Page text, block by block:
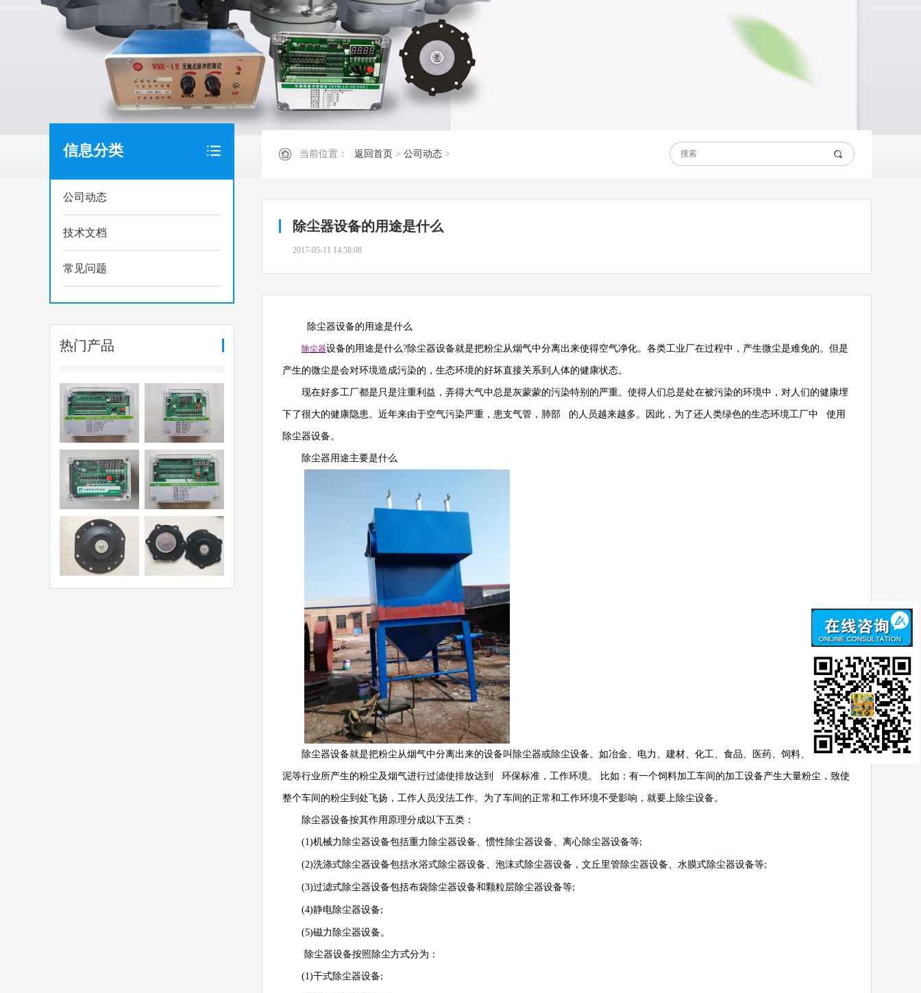
信息分类
公司动态
技术文档
常见问题
热门产品
可编程脉冲控制
仪（QYM-LC-
12D)
可编程脉冲控制
仪（QYM-LC-
1.5寸阀膜片
当前位置： 返回首页 > 公司动态 >
除尘器设备的用途是什么
2017-05-11 14:58:08
除尘器设备的用途是什么
除尘器设备的用途是什么?除尘器设备就是把粉尘从烟气中分离出来使得空气净化。各类工业厂在过程中，产生微尘是难免的。但是
产生的微尘是会对环境造成污染的，生态环境的好坏直接关系到人体的健康状态。
现在好多工厂都是只是注重利益，弄得大气中总是灰蒙蒙的污染特别的严重。使得人们总是处在被污染的环境中，对人们的健康埋
下了很大的健康隐患。近年来由于空气污染严重，患支气管，肺部 的人员越来越多。因此，为了还人类绿色的生态环境工厂中 使用
除尘器设备。
除尘器用途主要是什么
除尘器设备就是把粉尘从烟气中分离出来的设备叫除尘器或除尘设备。如冶金、电力、建材、化工、食品、医药、饲料、矿山、水
泥等行业所产生的粉尘及烟气进行过滤使排放达到 环保标准，工作环境。 比如：有一个饲料加工车间的加工设备产生大量粉尘，致使
整个车间的粉尘到处飞扬，工作人员没法工作。为了车间的正常和工作环境不受影响，就要上除尘设备。
除尘器设备按其作用原理分成以下五类：
(1)机械力除尘器设备包括重力除尘器设备、惯性除尘器设备、离心除尘器设备等;
(2)洗涤式除尘器设备包括水浴式除尘器设备、泡沫式除尘器设备，文丘里管除尘器设备、水膜式除尘器设备等;
(3)过滤式除尘器设备包括布袋除尘器设备和颗粒层除尘器设备等;
(4)静电除尘器设备;
(5)磁力除尘器设备。
除尘器设备按照除尘方式分为：
(1)干式除尘器设备;